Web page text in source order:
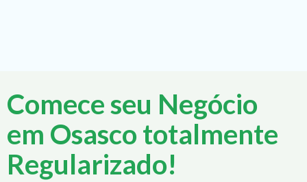
Comece seu Negócio
em Osasco totalmente
Regularizado!